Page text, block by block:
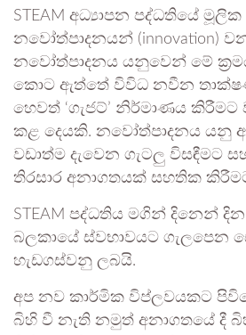
STEAM අධ්‍යාපන පද්ධතියේ
නවෝත්පාදනයන් (innovation)
නවෝත්පාදනය යනුවෙන් මේ
කොට ඇත්තේ විවිධ නවීන
හෙවත් ‘ගැජට්’ නිර්මාණය
කළ දෙයකි. නවෝත්පාදනය යනු
වඩාත්ම දැවෙන ගැටලු විසඳීමට
තිරසාර අනාගතයක් සහතික
STEAM පද්ධතිය මගින් දිනෙන්
බලකායේ ස්වභාවයට ගැලපෙන
හැඩගස්වනු ලබයි.
අප නව කාර්මික විප්ලවයකට
බිහි වී නැති නමුත් අනාගතයේ දී